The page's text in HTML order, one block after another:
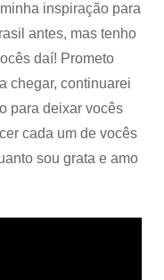
inspiração para
antes, mas tenho
daí! Prometo
chegar, continuarei
para deixar vocês
cada um de vocês
sou grata e amo